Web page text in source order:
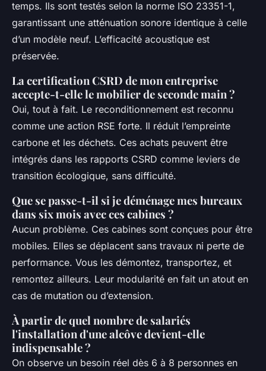
temps. Ils sont testés selon la norme ISO 23351-1,
garantissant une atténuation sonore identique à celle
d’un modèle neuf. L’efficacité acoustique est
préservée.
La certification CSRD de mon entreprise
accepte-t-elle le mobilier de seconde main ?
Oui, tout à fait. Le reconditionnement est reconnu
comme une action RSE forte. Il réduit l’empreinte
carbone et les déchets. Ces achats peuvent être
intégrés dans les rapports CSRD comme leviers de
transition écologique, sans difficulté.
Que se passe-t-il si je déménage mes bureaux
dans six mois avec ces cabines ?
Aucun problème. Ces cabines sont conçues pour être
mobiles. Elles se déplacent sans travaux ni perte de
performance. Vous les démontez, transportez, et
remontez ailleurs. Leur modularité en fait un atout en
cas de mutation ou d’extension.
À partir de quel nombre de salariés
l'installation d'une alcôve devient-elle
indispensable ?
On observe un besoin réel dès 6 à 8 personnes en